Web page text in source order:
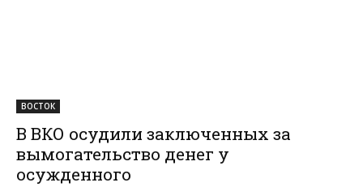
ВОСТОК
В ВКО осудили заключенных за
вымогательство денег у
осужденного